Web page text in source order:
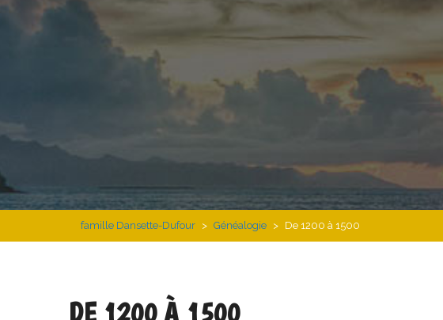
famille Dansette-Dufour > Généalogie > De 1200 à 1500
DE 1200 À 1500